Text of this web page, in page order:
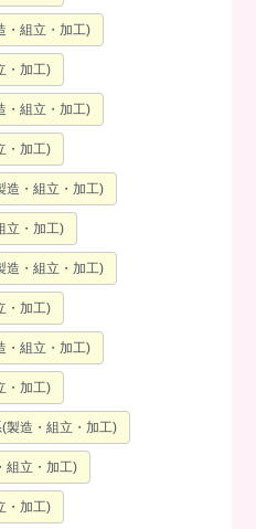
・組立・加工)
・加工)
・組立・加工)
・加工)
造・組立・加工)
立・加工)
造・組立・加工)
・加工)
・組立・加工)
・加工)
製造・組立・加工)
組立・加工)
・加工)